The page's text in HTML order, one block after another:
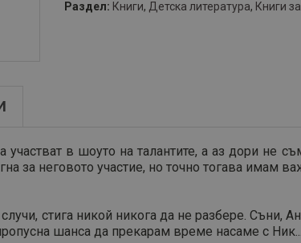
Раздел: Книги, Детска литература, Книги
в шоуто на талантите, а аз дори не
за неговото участие, но точно тогава имам
стига никой никога да не разбере. Съни,
шанса да прекарам време насаме с